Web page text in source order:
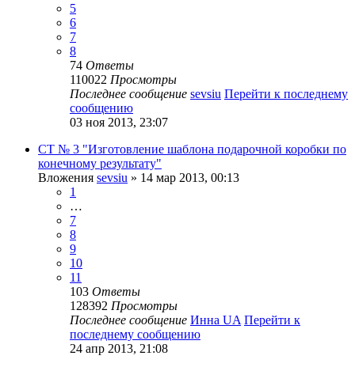
5
6
7
8
74 Ответы
110022 Просмотры
Последнее сообщение sevsiu Перейти к последнему
сообщению
03 ноя 2013, 23:07
СТ № 3 "Изготовление шаблона подарочной коробки по
конечному результату"
Вложения sevsiu » 14 мар 2013, 00:13
1
…
7
8
9
10
11
103 Ответы
128392 Просмотры
Последнее сообщение Инна UA Перейти к
последнему сообщению
24 апр 2013, 21:08